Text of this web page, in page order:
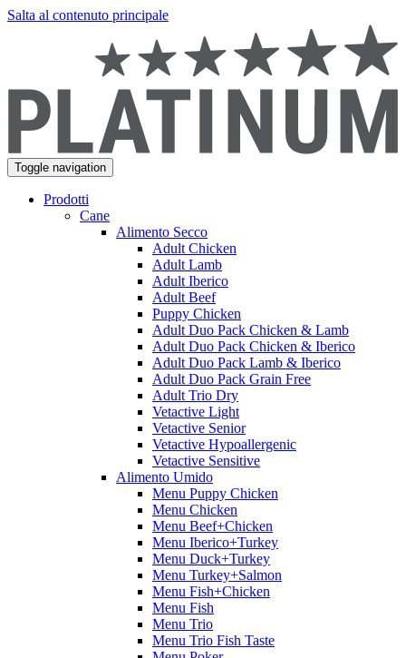
Salta al contenuto principale
Toggle navigation
Prodotti
Cane
Alimento Secco
Adult Chicken
Adult Lamb
Adult Iberico
Adult Beef
Puppy Chicken
Adult Duo Pack Chicken & Lamb
Adult Duo Pack Chicken & Iberico
Adult Duo Pack Lamb & Iberico
Adult Duo Pack Grain Free
Adult Trio Dry
Vetactive Light
Vetactive Senior
Vetactive Hypoallergenic
Vetactive Sensitive
Alimento Umido
Menu Puppy Chicken
Menu Chicken
Menu Beef+Chicken
Menu Iberico+Turkey
Menu Duck+Turkey
Menu Turkey+Salmon
Menu Fish+Chicken
Menu Fish
Menu Trio
Menu Trio Fish Taste